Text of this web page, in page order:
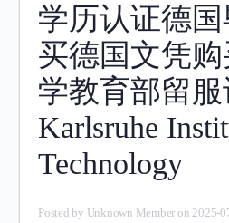
学历认证德
买德国文凭
学教育部留
Karlsruhe
Technology
Posted by Unknown Member on 2025-